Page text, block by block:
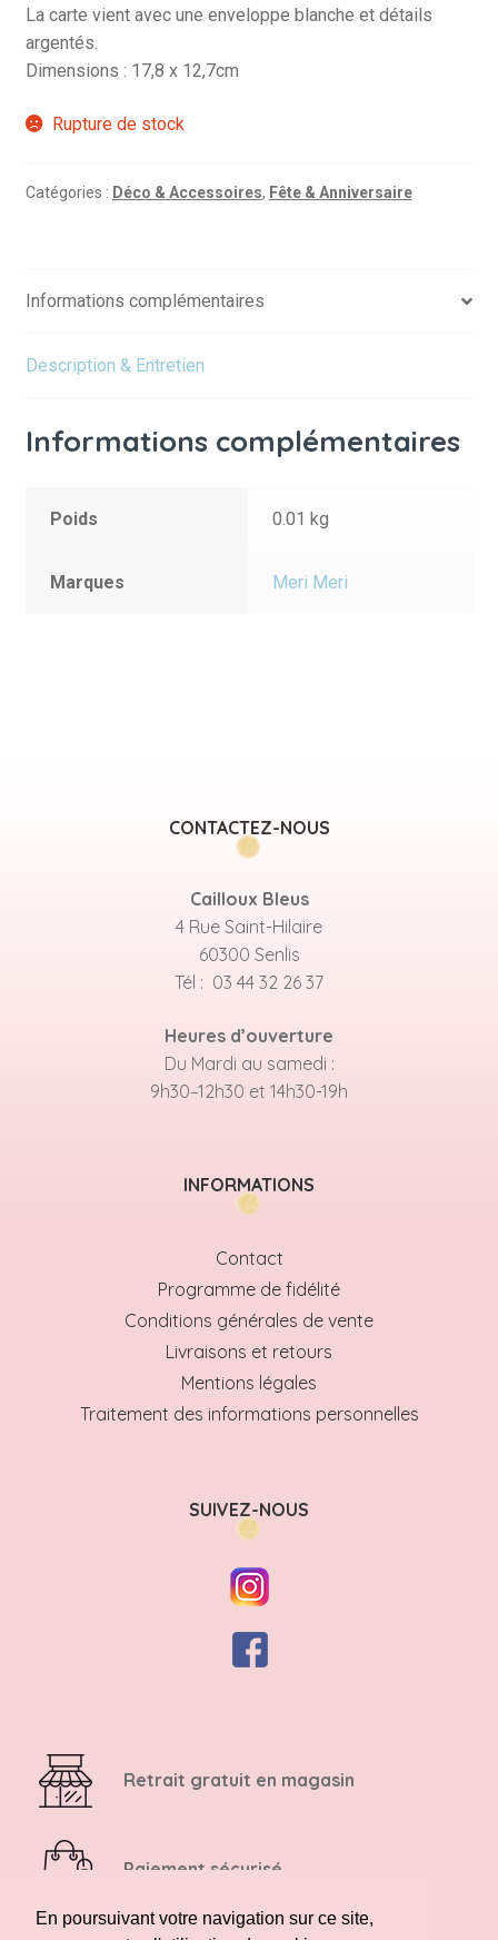
En poursuivant votre navigation sur ce site,
La carte vient avec une enveloppe blanche et détails
argentés.
Dimensions : 17,8 x 12,7cm
Rupture de stock
Catégories : Déco & Accessoires, Fête & Anniversaire
Informations complémentaires
Description & Entretien
Informations complémentaires
Poids 0.01 kg
Marques Meri Meri
CONTACTEZ-NOUS
Cailloux Bleus
4 Rue Saint-Hilaire
60300 Senlis
Tél : 03 44 32 26 37
Heures d’ouverture
Du Mardi au samedi :
9h30–12h30 et 14h30-19h
INFORMATIONS
Contact
Programme de fidélité
Conditions générales de vente
Livraisons et retours
Mentions légales
Traitement des informations personnelles
SUIVEZ-NOUS
Retrait gratuit en magasin
Paiement sécurisé